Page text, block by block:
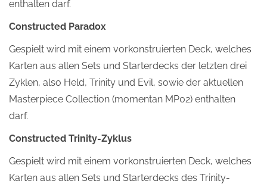
enthalten darf.
Constructed Paradox
Gespielt wird mit einem vorkonstruierten Deck, welches
Karten aus allen Sets und Starterdecks der letzten drei
Zyklen, also Held, Trinity und Evil, sowie der aktuellen
Masterpiece Collection (momentan MP02) enthalten
darf.
Constructed Trinity-Zyklus
Gespielt wird mit einem vorkonstruierten Deck, welches
Karten aus allen Sets und Starterdecks des Trinity-